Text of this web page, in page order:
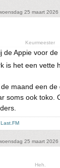
25 maart 2026
Keurmeester
de Appie voor de
is het een vette
maand een
soms ook toko.
Last.FM
25 maart 2026
Heh.